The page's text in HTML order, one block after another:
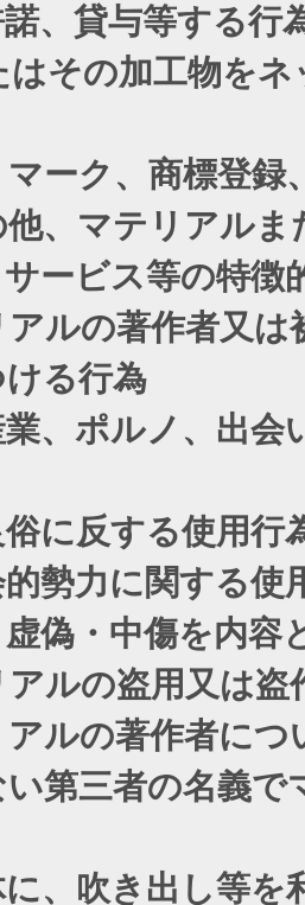
、貸与等する行
その加工物を
ク、商標登録
、マテリアル
サービス等の特
の著作者又は
る行為
ポルノ、出会
に反する使用行
勢力に関する使
偽・中傷を内容
の盗用又は盗
ルの著作者に
第三者の名義
吹き出し等を